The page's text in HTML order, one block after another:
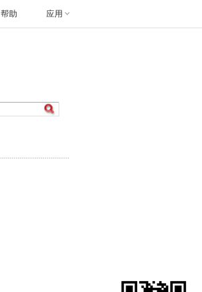
帮助 应用